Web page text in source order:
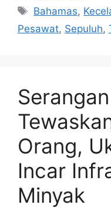
Tag
Bahamas,
Pesawat, Sepuluh,
Orang,
Incar
Minyak